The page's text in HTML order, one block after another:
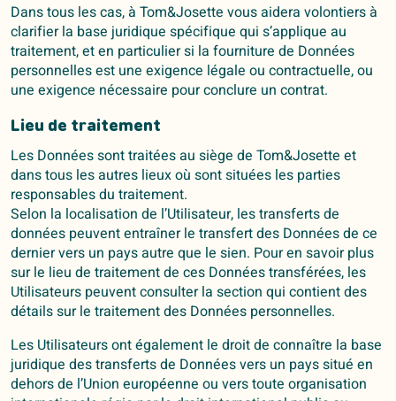
Dans tous les cas, à Tom&Josette vous aidera volontiers à
clarifier la base juridique spécifique qui s’applique au
traitement, et en particulier si la fourniture de Données
personnelles est une exigence légale ou contractuelle, ou
une exigence nécessaire pour conclure un contrat.
Lieu de traitement
Les Données sont traitées au siège de Tom&Josette et
dans tous les autres lieux où sont situées les parties
responsables du traitement.
Selon la localisation de l’Utilisateur, les transferts de
données peuvent entraîner le transfert des Données de ce
dernier vers un pays autre que le sien. Pour en savoir plus
sur le lieu de traitement de ces Données transférées, les
Utilisateurs peuvent consulter la section qui contient des
détails sur le traitement des Données personnelles.
Les Utilisateurs ont également le droit de connaître la base
juridique des transferts de Données vers un pays situé en
dehors de l’Union européenne ou vers toute organisation